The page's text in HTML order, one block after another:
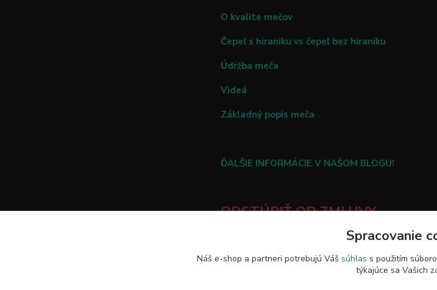
O kvalite mečov
Čepeľ s hiraniku vs čepeľ bez hiraniku
Údržba meča
Videá
Základný popis meča
ĎALŠIE INFORMÁCIE V NAŠOM BLOGU!
ODSTÚPIŤ OD ZMLUVY
Spracovanie
Náš e-shop a partneri potrebujú Váš súhlas s použitím
týkajúce sa Vašich